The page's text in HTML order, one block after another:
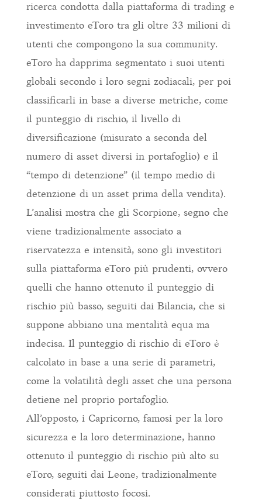
ricerca condotta dalla piattaforma di trading e
investimento eToro tra gli oltre 33 milioni di
utenti che compongono la sua community.
eToro ha dapprima segmentato i suoi utenti
globali secondo i loro segni zodiacali, per poi
classificarli in base a diverse metriche, come
il punteggio di rischio, il livello di
diversificazione (misurato a seconda del
numero di asset diversi in portafoglio) e il
“tempo di detenzione” (il tempo medio di
detenzione di un asset prima della vendita).
L’analisi mostra che gli Scorpione, segno che
viene tradizionalmente associato a
riservatezza e intensità, sono gli investitori
sulla piattaforma eToro più prudenti, ovvero
quelli che hanno ottenuto il punteggio di
rischio più basso, seguiti dai Bilancia, che si
suppone abbiano una mentalità equa ma
indecisa. Il punteggio di rischio di eToro è
calcolato in base a una serie di parametri,
come la volatilità degli asset che una persona
detiene nel proprio portafoglio.
All’opposto, i Capricorno, famosi per la loro
sicurezza e la loro determinazione, hanno
ottenuto il punteggio di rischio più alto su
eToro, seguiti dai Leone, tradizionalmente
considerati piuttosto focosi.